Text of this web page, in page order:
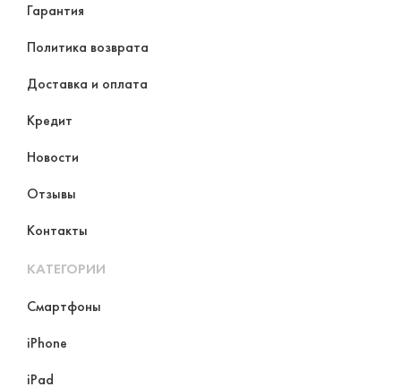
Гарантия
Политика возврата
Доставка и оплата
Кредит
Новости
Отзывы
Контакты
КАТЕГОРИИ
Смартфоны
iPhone
iPad